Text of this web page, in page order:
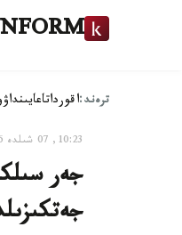
ترەند:اقورداتاعايىنداۋ
10:23, 07 شىلدە 2026
جەر